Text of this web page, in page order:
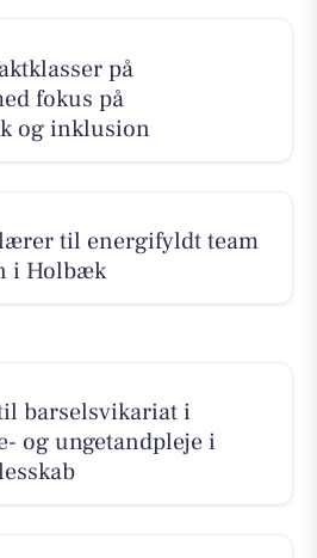
på
fokus på
og inklusion
til energifyldt team
i Holbæk
barselsvikariat i
og ungetandpleje i